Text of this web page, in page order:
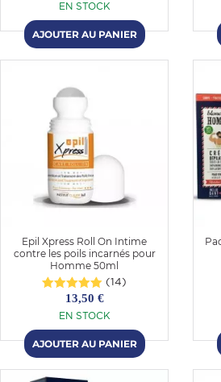
EN STOCK
Epil Xpress Roll On Intime
contre les poils incarnés pour
Homme 50ml
(14)
13,50 €
EN STOCK